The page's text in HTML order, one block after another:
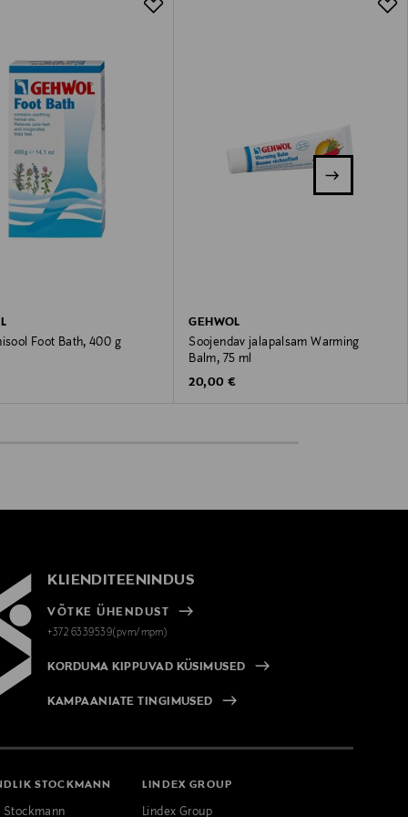
Foot Bath, 400 g
GEHWOL
Soojendav jalapalsam Warming
Balm, 75 ml
Original Price
20,00 €
KLIENDITEENINDUS
VÕTKE ÜHENDUST
+372 6339539(pvm/mpm)
KORDUMA KIPPUVAD KÜSIMUSED
KAMPAANIATE TINGIMUSED
STOCKMANN LINDEX GROUP
Lindex Group